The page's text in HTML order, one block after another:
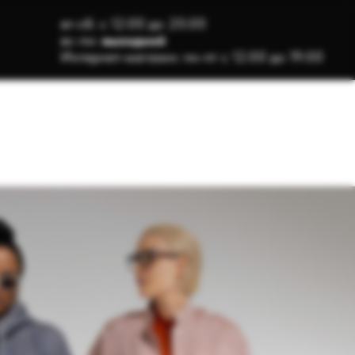
вт-сб: с 12:00 до 20:00
вс-пн:выходной
Интернет-магазин: пн-пт с 12:00 до 19:00